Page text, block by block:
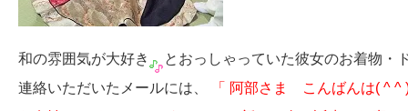
和の雰囲気が大好き
とおっしゃっていた彼女のお着物・
連絡いただいたメールには、
「 阿部さま こんばんは( ^ ^